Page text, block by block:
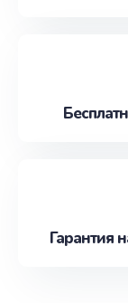
Гарантия